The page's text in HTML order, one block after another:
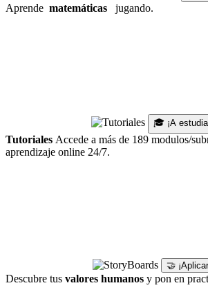
Aprende matemáticas jugando.
🎓 ¡A
Tutoriales Accede a más de 189 modulos/
aprendizaje online 24/7.
🤝
Descubre tus valores humanos y pon en